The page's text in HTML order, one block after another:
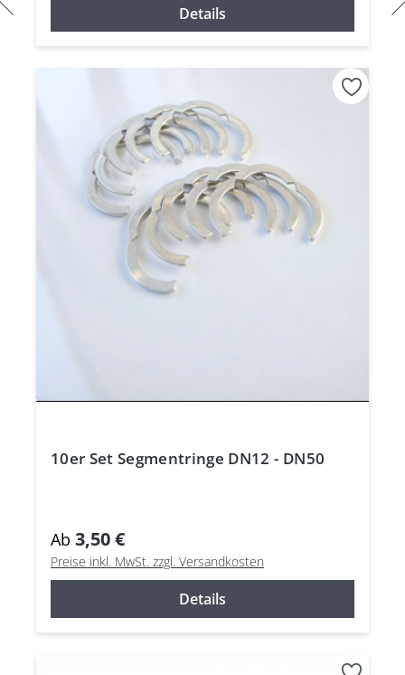
Details
10er Set Segmentringe DN12 - DN50
Ab 3,50 €
Preise inkl. MwSt. zzgl. Versandkosten
Details